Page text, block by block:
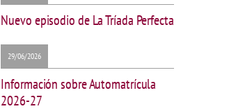
Nuevo episodio de La Tríada Perfecta
29/06/2026
Información sobre Automatrícula
2026-27